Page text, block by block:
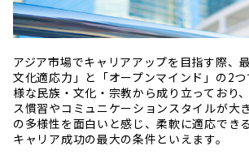
アジア市場でキャリアアップを目指す際、
文化適応力」と「オープンマインド」の2
様な民族・文化・宗教から成り立っており
ス慣習やコミュニケーションスタイルが大
の多様性を面白いと感じ、柔軟に適応でき
キャリア成功の最大の条件といえます。